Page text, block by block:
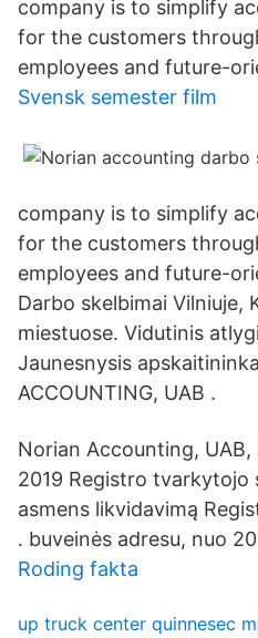
company is to simplify
for the customers
employees and future-
Svensk semester film
company is to simplify
for the customers
employees and future-
Darbo skelbimai Vilniuje,
miestuose. Vidutinis
Jaunesnysis
ACCOUNTING, UAB .
Norian Accounting, UAB,
2019 Registro tvarkytojo
asmens likvidavimą
. buveinės adresu, nuo
Roding fakta
up truck center quinnesec